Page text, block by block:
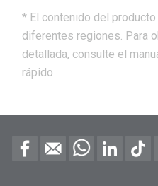
* El contenido del
diferentes regiones. Para
detallada, consulte el
rápido